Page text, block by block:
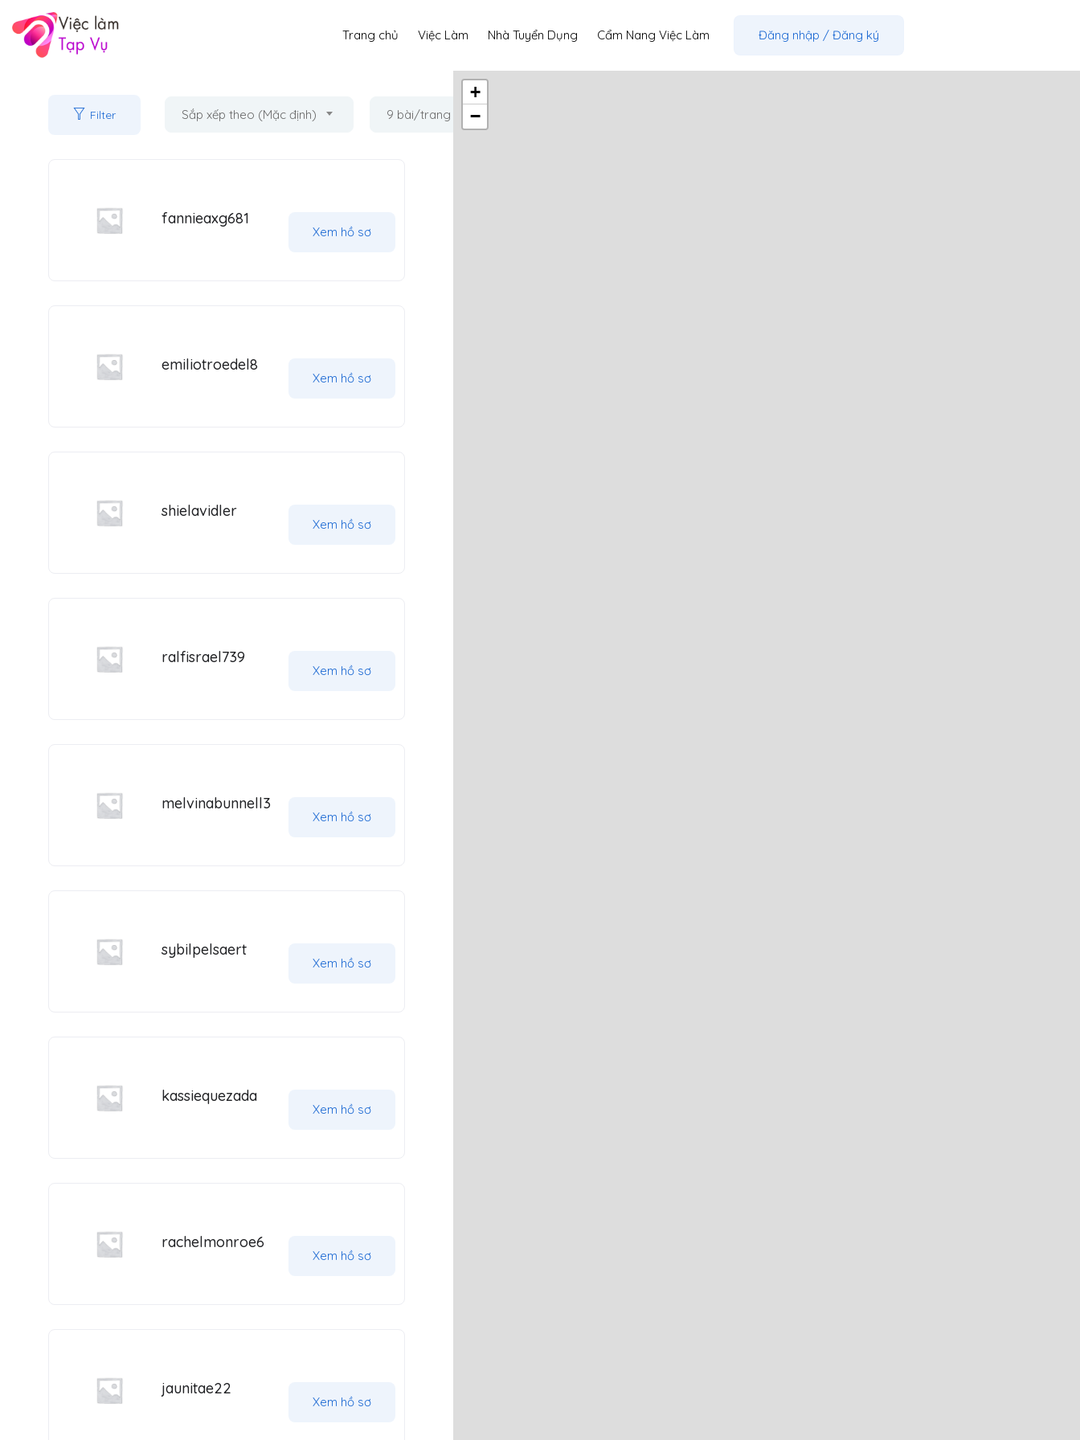
Trang chủ Việc Làm Nhà Tuyển Dụng Cẩm Nang Việc Làm Đăng nhập / Đăng ký
Filter Sắp xếp theo (Mặc định) 9 bài/trang
fannieaxg681
Xem hồ sơ
emiliotroedel8
Xem hồ sơ
shielavidler
Xem hồ sơ
ralfisrael739
Xem hồ sơ
melvinabunnell3
Xem hồ sơ
sybilpelsaert
Xem hồ sơ
kassiequezada
Xem hồ sơ
rachelmonroe6
Xem hồ sơ
jaunitae22
Xem hồ sơ
+
−